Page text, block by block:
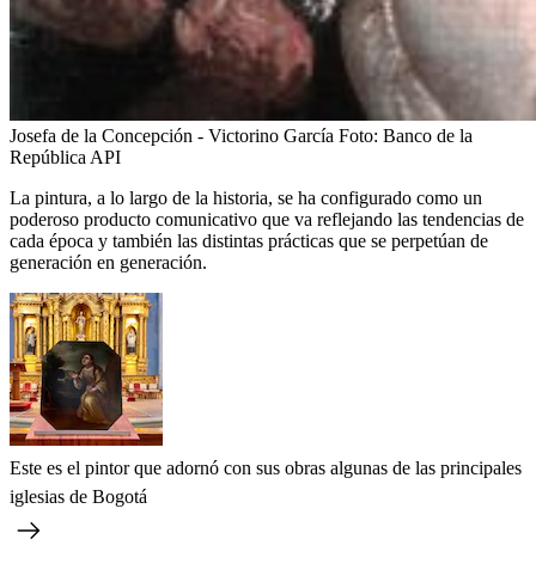
Josefa de la Concepción - Victorino García Foto: Banco de la
República API
La pintura, a lo largo de la historia, se ha configurado como un
poderoso producto comunicativo que va reflejando las tendencias de
cada época y también las distintas prácticas que se perpetúan de
generación en generación.
Este es el pintor que adornó con sus obras algunas de las principales
iglesias de Bogotá